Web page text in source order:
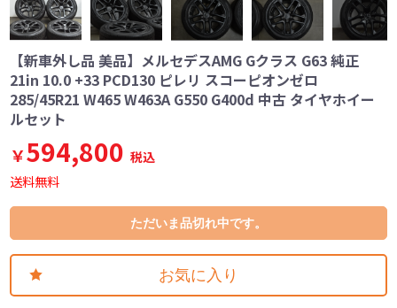
【新車外し品 美品】メルセデスAMG Gクラス G63 純正
21in 10.0 +33 PCD130 ピレリ スコーピオンゼロ
285/45R21 W465 W463A G550 G400d 中古 タイヤホイー
ルセット
￥594,800 税込
送料無料
ただいま品切れ中です。
お気に入り